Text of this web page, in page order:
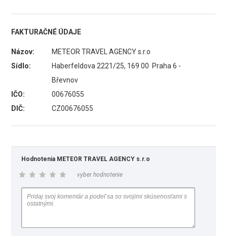
FAKTURAČNÉ ÚDAJE
Názov:
METEOR TRAVEL AGENCY s.r.o
Sídlo:
Haberfeldova 2221/25, 169 00 Praha 6 -
Břevnov
IČO:
00676055
DIČ:
CZ00676055
Hodnotenia METEOR TRAVEL AGENCY s.r.o
vyber hodnotenie